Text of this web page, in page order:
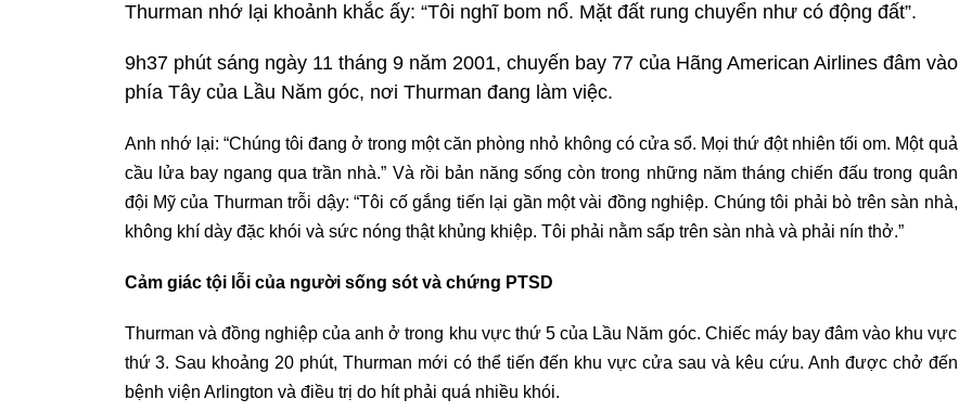
Thurman nhớ lại khoảnh khắc ấy: “Tôi nghĩ bom nổ. Mặt đất rung chuyển như có động đất”.
9h37 phút sáng ngày 11 tháng 9 năm 2001, chuyến bay 77 của Hãng American Airlines đâm vào
phía Tây của Lầu Năm góc, nơi Thurman đang làm việc.
Anh nhớ lại: “Chúng tôi đang ở trong một căn phòng nhỏ không có cửa sổ. Mọi thứ đột nhiên tối om. Một quả
cầu lửa bay ngang qua trần nhà.” Và rồi bản năng sống còn trong những năm tháng chiến đấu trong quân
đội Mỹ của Thurman trỗi dậy: “Tôi cố gắng tiến lại gần một vài đồng nghiệp. Chúng tôi phải bò trên sàn nhà,
không khí dày đặc khói và sức nóng thật khủng khiệp. Tôi phải nằm sấp trên sàn nhà và phải nín thở.”
Cảm giác tội lỗi của người sống sót và chứng PTSD
Thurman và đồng nghiệp của anh ở trong khu vực thứ 5 của Lầu Năm góc. Chiếc máy bay đâm vào khu vực
thứ 3. Sau khoảng 20 phút, Thurman mới có thể tiến đến khu vực cửa sau và kêu cứu. Anh được chở đến
bệnh viện Arlington và điều trị do hít phải quá nhiều khói.